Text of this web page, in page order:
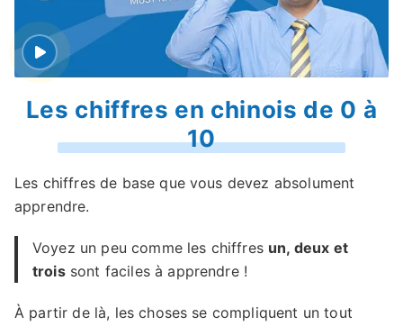
Les chiffres en chinois de 0 à
10
Les chiffres de base que vous devez absolument
apprendre.
Voyez un peu comme les chiffres un, deux et
troissont faciles à apprendre !
À partir de là, les choses se compliquent un tout